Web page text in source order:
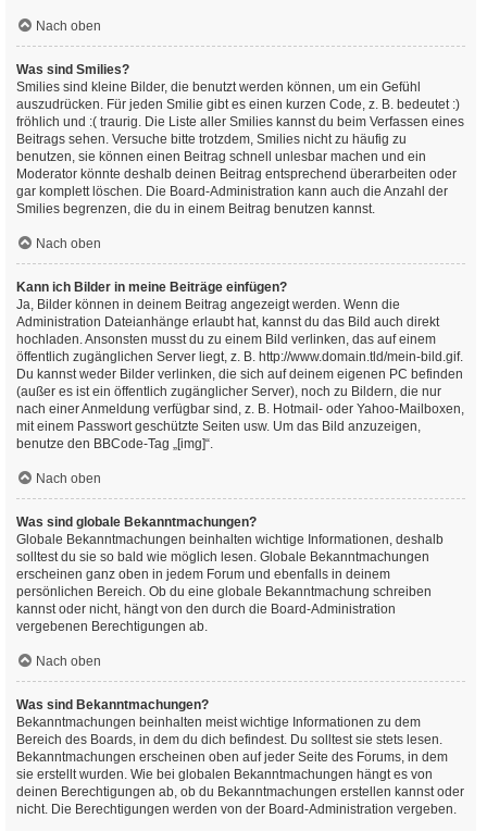
Nach oben
Was sind Smilies?
Smilies sind kleine Bilder, die benutzt werden können, um ein Gefühl
auszudrücken. Für jeden Smilie gibt es einen kurzen Code, z. B. bedeutet :)
fröhlich und :( traurig. Die Liste aller Smilies kannst du beim Verfassen eines
Beitrags sehen. Versuche bitte trotzdem, Smilies nicht zu häufig zu
benutzen, sie können einen Beitrag schnell unlesbar machen und ein
Moderator könnte deshalb deinen Beitrag entsprechend überarbeiten oder
gar komplett löschen. Die Board-Administration kann auch die Anzahl der
Smilies begrenzen, die du in einem Beitrag benutzen kannst.
Nach oben
Kann ich Bilder in meine Beiträge einfügen?
Ja, Bilder können in deinem Beitrag angezeigt werden. Wenn die
Administration Dateianhänge erlaubt hat, kannst du das Bild auch direkt
hochladen. Ansonsten musst du zu einem Bild verlinken, das auf einem
öffentlich zugänglichen Server liegt, z. B. http://www.domain.tld/mein-bild.gif.
Du kannst weder Bilder verlinken, die sich auf deinem eigenen PC befinden
(außer es ist ein öffentlich zugänglicher Server), noch zu Bildern, die nur
nach einer Anmeldung verfügbar sind, z. B. Hotmail- oder Yahoo-Mailboxen,
mit einem Passwort geschützte Seiten usw. Um das Bild anzuzeigen,
benutze den BBCode-Tag „[img]“.
Nach oben
Was sind globale Bekanntmachungen?
Globale Bekanntmachungen beinhalten wichtige Informationen, deshalb
solltest du sie so bald wie möglich lesen. Globale Bekanntmachungen
erscheinen ganz oben in jedem Forum und ebenfalls in deinem
persönlichen Bereich. Ob du eine globale Bekanntmachung schreiben
kannst oder nicht, hängt von den durch die Board-Administration
vergebenen Berechtigungen ab.
Nach oben
Was sind Bekanntmachungen?
Bekanntmachungen beinhalten meist wichtige Informationen zu dem
Bereich des Boards, in dem du dich befindest. Du solltest sie stets lesen.
Bekanntmachungen erscheinen oben auf jeder Seite des Forums, in dem
sie erstellt wurden. Wie bei globalen Bekanntmachungen hängt es von
deinen Berechtigungen ab, ob du Bekanntmachungen erstellen kannst oder
nicht. Die Berechtigungen werden von der Board-Administration vergeben.